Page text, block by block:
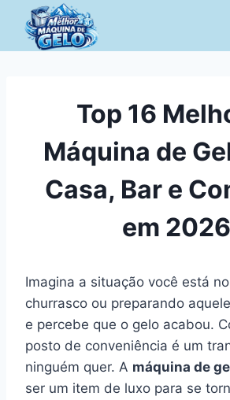
Pular
para
o
Top 16
Máquina de
Casa, Bar e
em 2026
Imagina a situação você está
churrasco ou preparando
e percebe que o gelo acabou.
posto de conveniência é um
ninguém quer. A máquina de
ser um item de luxo para se